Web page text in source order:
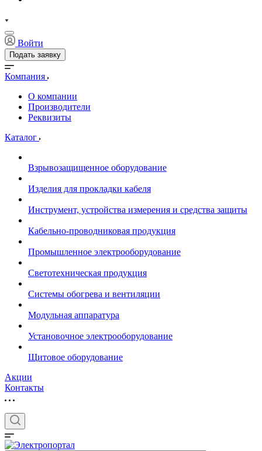
Войти
Подать заявку
Компания
О компании
Производители
Реквизиты
Каталог
Взрывозащищенное оборудование
Изделия для прокладки кабеля
Инструмент, устройства измерения и средства защиты
Кабельно-проводниковая продукция
Промышленное электрооборудование
Светотехническая продукция
Системы обогрева и вентиляции
Модульная аппаратура
Установочное электрооборудование
Щитовое оборудование
Акции
Контакты